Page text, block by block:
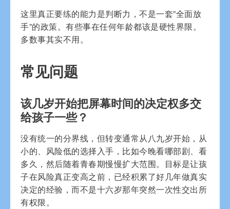
这里真正要练的能力是判断力，不是一套”全面放
手”的政策。有些事在任何年龄都该是硬性界限。
多数事其实不用。
常见问题
该几岁开始把屏幕时间的决定权多交
给孩子一些？
没有统一的分界线，但转变通常从八九岁开始，从
小的、风险低的选择入手，比如今晚看哪部剧、看
多久，然后随着青春期慢慢扩大范围。目标是让孩
子在风险真正变高之前，已经积累了好几年做真实
决定的经验，而不是十六岁那年突然一次性交出所
有权限。